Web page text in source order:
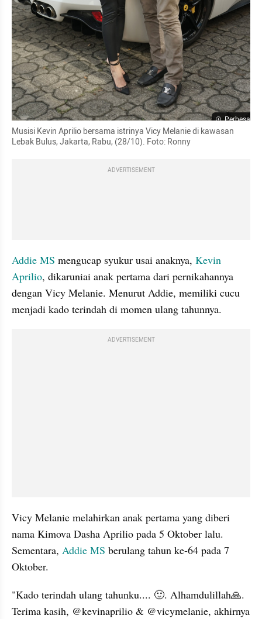
Perbesar
Musisi Kevin Aprilio bersama istrinya Vicy Melanie di kawasan
Lebak Bulus, Jakarta, Rabu, (28/10). Foto: Ronny
ADVERTISEMENT
Addie MS mengucap syukur usai anaknya, Kevin
Aprilio, dikaruniai anak pertama dari pernikahannya
dengan Vicy Melanie. Menurut Addie, memiliki cucu
menjadi kado terindah di momen ulang tahunnya.
ADVERTISEMENT
Vicy Melanie melahirkan anak pertama yang diberi
nama Kimova Dasha Aprilio pada 5 Oktober lalu.
Sementara, Addie MS berulang tahun ke-64 pada 7
Oktober.
"Kado terindah ulang tahunku.... 🙂. Alhamdulillah🙏.
Terima kasih, @kevinaprilio & @vicymelanie, akhirnya